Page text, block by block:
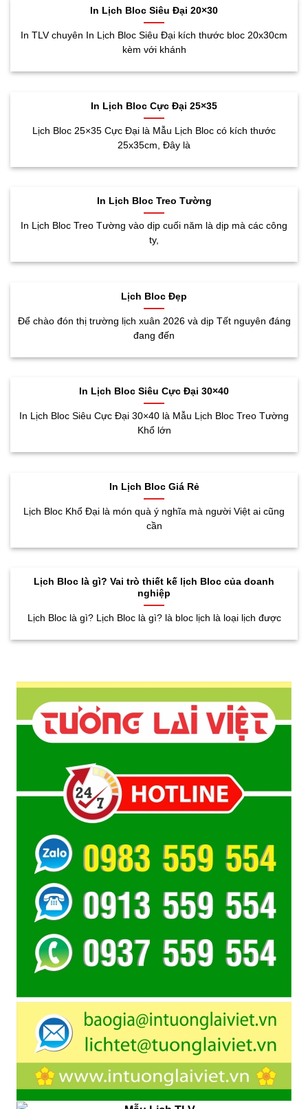
In Lịch Bloc Siêu Đại 20×30
In TLV chuyên In Lịch Bloc Siêu Đại kích thước bloc 20x30cm
kèm với khánh
In Lịch Bloc Cực Đại 25×35
Lịch Bloc 25×35 Cực Đại là Mẫu Lịch Bloc có kích thước
25x35cm, Đây là
In Lịch Bloc Treo Tường
In Lịch Bloc Treo Tường vào dịp cuối năm là dịp mà các công
ty,
Lịch Bloc Đẹp
Để chào đón thị trường lịch xuân 2026 và dịp Tết nguyên đáng
đang đến
In Lịch Bloc Siêu Cực Đại 30×40
In Lịch Bloc Siêu Cực Đại 30×40 là Mẫu Lịch Bloc Treo Tường
Khổ lớn
In Lịch Bloc Giá Rẻ
Lịch Bloc Khổ Đại là món quà ý nghĩa mà người Việt ai cũng
cần
Lịch Bloc là gì? Vai trò thiết kế lịch Bloc của doanh
nghiệp
Lịch Bloc là gì? Lịch Bloc là gì? là bloc lịch là loại lịch được